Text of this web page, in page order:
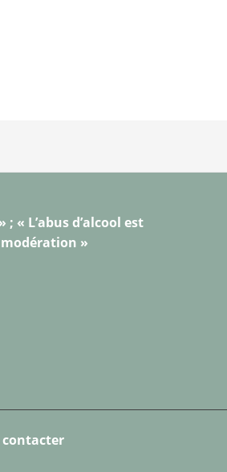
« L’abus d’alcool est
»
contacter